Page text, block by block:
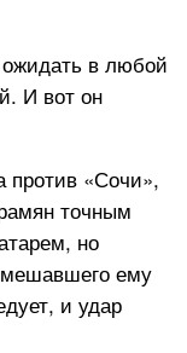
в любой
И вот он
против «Сочи»,
точным
но
ему
и удар